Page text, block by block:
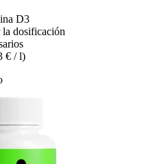
D3
la dosificación
€ / l)